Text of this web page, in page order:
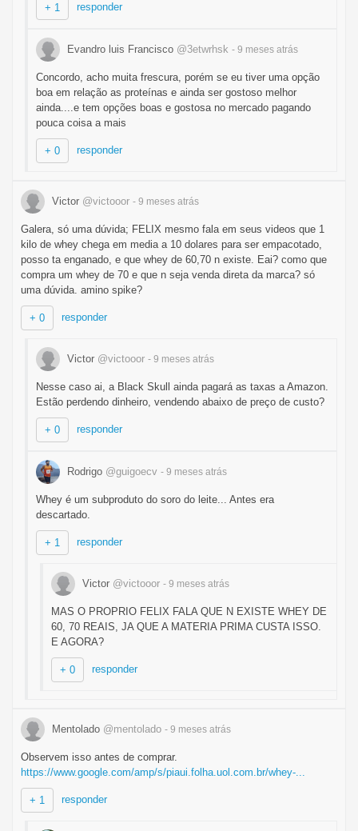
+ 1 responder
Evandro luis Francisco @3etwrhsk - 9 meses atrás
Concordo, acho muita frescura, porém se eu tiver uma opção
boa em relação as proteínas e ainda ser gostoso melhor
ainda....e tem opções boas e gostosa no mercado pagando
pouca coisa a mais
+ 0 responder
Victor @victooor - 9 meses atrás
Galera, só uma dúvida; FELIX mesmo fala em seus videos que 1
kilo de whey chega em media a 10 dolares para ser empacotado,
posso ta enganado, e que whey de 60,70 n existe. Eai? como que
compra um whey de 70 e que n seja venda direta da marca? só
uma dúvida. amino spike?
+ 0 responder
Victor @victooor - 9 meses atrás
Nesse caso ai, a Black Skull ainda pagará as taxas a Amazon.
Estão perdendo dinheiro, vendendo abaixo de preço de custo?
+ 0 responder
Rodrigo @guigoecv - 9 meses atrás
Whey é um subproduto do soro do leite... Antes era
descartado.
+ 1 responder
Victor @victooor - 9 meses atrás
MAS O PROPRIO FELIX FALA QUE N EXISTE WHEY DE
60, 70 REAIS, JA QUE A MATERIA PRIMA CUSTA ISSO.
E AGORA?
+ 0 responder
Mentolado @mentolado - 9 meses atrás
Observem isso antes de comprar.
https://www.google.com/amp/s/piaui.folha.uol.com.br/whey-...
+ 1 responder